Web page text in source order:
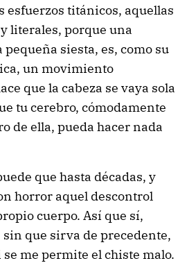
esfuerzos titánicos, aquellas
literales, porque una
pequeña siesta, es, como su
un movimiento
que la cabeza se vaya sola
tu cerebro, cómodamente
de ella, pueda hacer nada
que hasta décadas, y
horror aquel descontrol
cuerpo. Así que sí,
que sirva de precedente,
me permite el chiste malo.